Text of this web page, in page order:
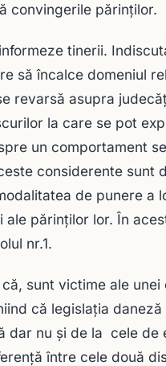
convingerile părinţilor.
tinerii.
să încalce domeniul
revarsă asupra
la care se pot
un comportament
considerente sunt
de punere a
părinţilor lor. În
nr.1.
sunt victime ale
că legislaţia
dar nu şi de la cele de
între cele două